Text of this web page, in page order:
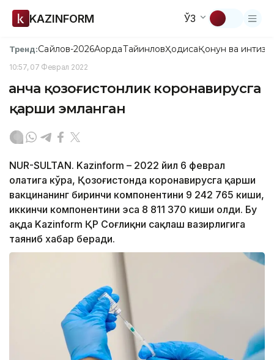
KAZINFORM ЎЗ
Тренд:Сайлов-2026АқордаТайинловҲодисаҚонун ва
10:57, 07 Феврал 2022
Қанча қозоғистонлик коронавирусга
қарши эмланган
NUR-SULTAN. Kazinform – 2022 йил 6 феврал
ҳолатига кўра, Қозоғистонда коронавирусга қарши
вакцинанинг биринчи компонентини 9 242 765 киши,
иккинчи компонентини эса 8 811 370 киши олди. Бу
ҳақда Kazinform ҚР Соғлиқни сақлаш вазирлигига
таяниб хабар беради.